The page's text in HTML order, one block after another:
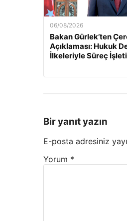
06/08/2026
Bakan Gürlek’ten
Açıklaması: Hukuk
İlkeleriyle Süreç
Bir yanıt yazın
E-posta adresiniz
Yorum *